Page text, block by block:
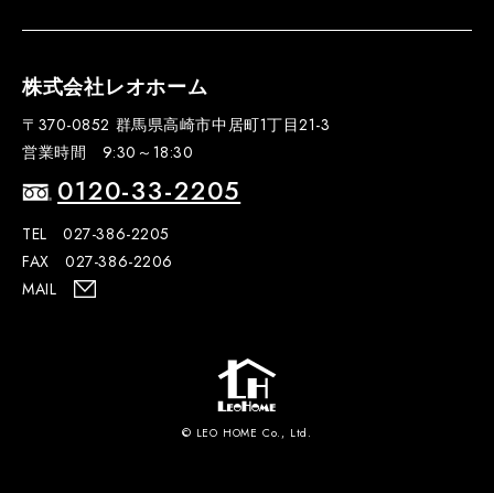
株式会社レオホーム
〒370-0852 群馬県高崎市中居町1丁目21-3
営業時間 9:30～18:30
0120-33-2205
TEL 027-386-2205
FAX 027-386-2206
MAIL
© LEO HOME Co., Ltd.